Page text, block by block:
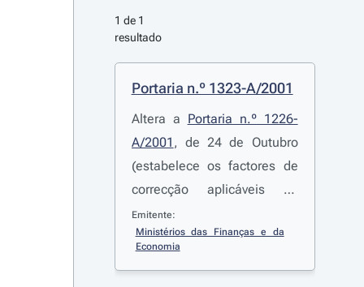
1 de 1
resultado
Portaria n.º 1323-A/2001
Altera a Portaria n.º 1226-
A/2001 , de 24 de Outubro
(estabelece os factores de
correcção aplicáveis ao
combustível)
Emitente:
Ministérios das Finanças e da
Economia